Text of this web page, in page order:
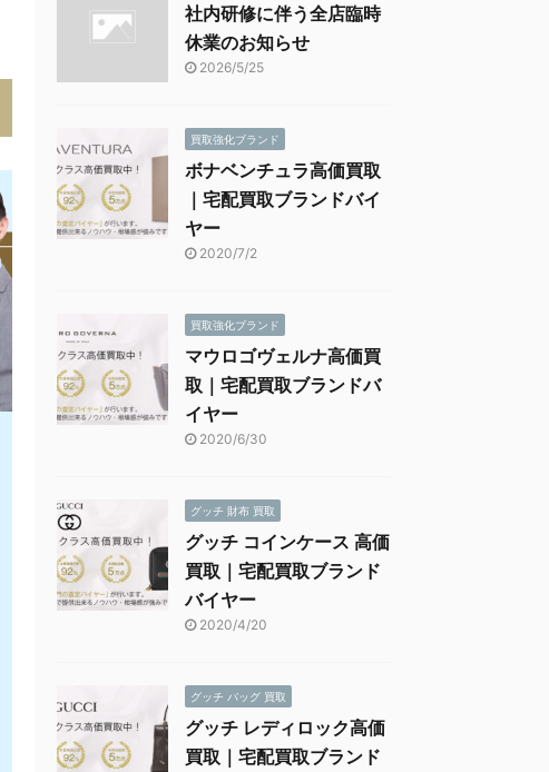
社内研修に伴う全店臨時
休業のお知らせ
2026/5/25
買取強化ブランド
ボナベンチュラ高価買取
｜宅配買取ブランドバイ
ヤー
2020/7/2
買取強化ブランド
マウロゴヴェルナ高価買
取｜宅配買取ブランドバ
イヤー
2020/6/30
グッチ 財布 買取
グッチ コインケース 高価
買取｜宅配買取ブランド
バイヤー
2020/4/20
グッチ バッグ 買取
グッチ レディロック高価
買取｜宅配買取ブランド